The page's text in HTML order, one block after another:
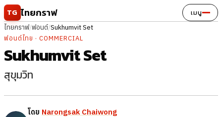
ข้ามไปยังเนื้อหา
TG ไทยกราฟ เมนู
ไทยกราฟ/ฟอนต์/Sukhumvit Set
ฟอนต์ไทย · COMMERCIAL
Sukhumvit Set
สุขุมวิท
โดย Narongsak Chaiwong